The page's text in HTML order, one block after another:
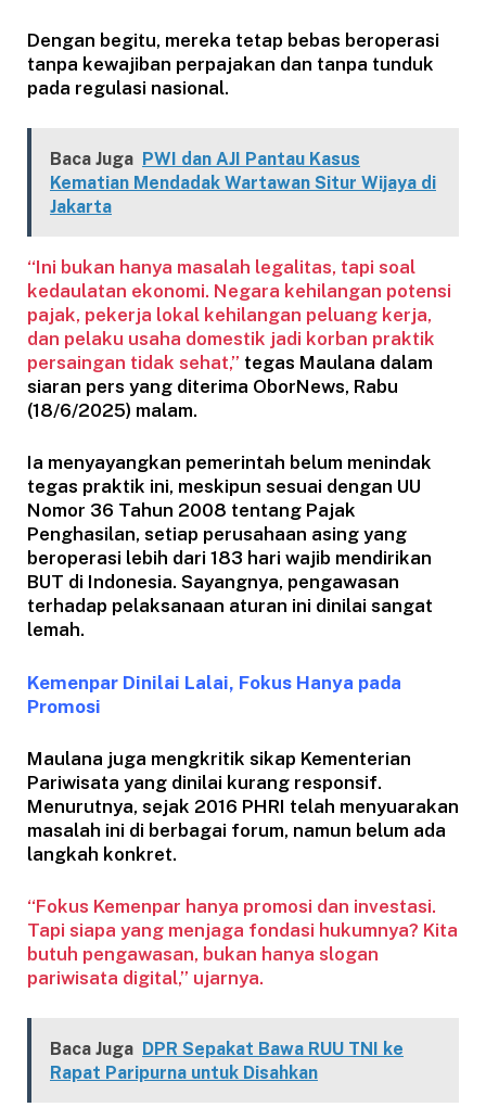
Dengan begitu, mereka tetap bebas beroperasi
tanpa kewajiban perpajakan dan tanpa tunduk
pada regulasi nasional.
Baca Juga PWI dan AJI Pantau Kasus
Kematian Mendadak Wartawan Situr Wijaya di
Jakarta
“Ini bukan hanya masalah legalitas, tapi soal
kedaulatan ekonomi. Negara kehilangan potensi
pajak, pekerja lokal kehilangan peluang kerja,
dan pelaku usaha domestik jadi korban praktik
persaingan tidak sehat,” tegas Maulana dalam
siaran pers yang diterima OborNews, Rabu
(18/6/2025) malam.
Ia menyayangkan pemerintah belum menindak
tegas praktik ini, meskipun sesuai dengan UU
Nomor 36 Tahun 2008 tentang Pajak
Penghasilan, setiap perusahaan asing yang
beroperasi lebih dari 183 hari wajib mendirikan
BUT di Indonesia. Sayangnya, pengawasan
terhadap pelaksanaan aturan ini dinilai sangat
lemah.
Kemenpar Dinilai Lalai, Fokus Hanya pada
Promosi
Maulana juga mengkritik sikap Kementerian
Pariwisata yang dinilai kurang responsif.
Menurutnya, sejak 2016 PHRI telah menyuarakan
masalah ini di berbagai forum, namun belum ada
langkah konkret.
“Fokus Kemenpar hanya promosi dan investasi.
Tapi siapa yang menjaga fondasi hukumnya? Kita
butuh pengawasan, bukan hanya slogan
pariwisata digital,” ujarnya.
Baca Juga DPR Sepakat Bawa RUU TNI ke
Rapat Paripurna untuk Disahkan